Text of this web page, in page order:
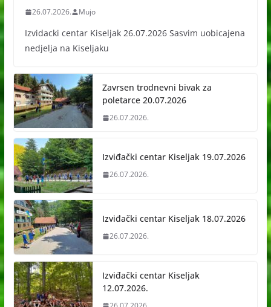
26.07.2026. Mujo
Izvidacki centar Kiseljak 26.07.2026 Sasvim uobicajena
nedjelja na Kiseljaku
Zavrsen trodnevni bivak za
poletarce 20.07.2026
26.07.2026.
Izviđački centar Kiseljak 19.07.2026
26.07.2026.
Izviđački centar Kiseljak 18.07.2026
26.07.2026.
Izviđački centar Kiseljak
12.07.2026.